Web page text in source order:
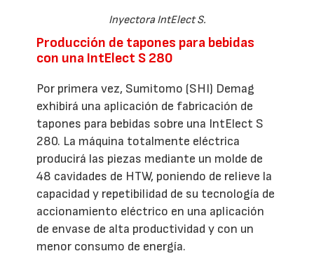
Inyectora IntElect S.
Producción de tapones para bebidas
con una IntElect S 280
Por primera vez, Sumitomo (SHI) Demag
exhibirá una aplicación de fabricación de
tapones para bebidas sobre una IntElect S
280. La máquina totalmente eléctrica
producirá las piezas mediante un molde de
48 cavidades de HTW, poniendo de relieve la
capacidad y repetibilidad de su tecnología de
accionamiento eléctrico en una aplicación
de envase de alta productividad y con un
menor consumo de energía.